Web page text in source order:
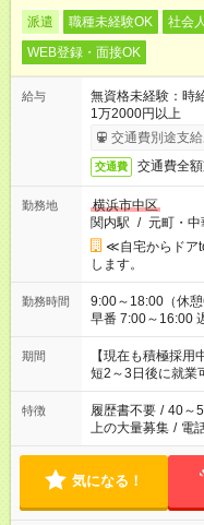
派遣 職種未経験OK 社会
WEB登録・面接OK
給与
無資格未経験：
1万2000円以上
交通費別途支給
交通費 交通費全
勤務地
横浜市中区
関内駅 / 元町・中
≪自宅からドア
します。
勤務時間
9:00～18:00（休憩60分） ■ご希望があれば下
早番 7:00～16:00 遅
と休みを合わせた
「できれば残業
ね。 ※Wワーク希望の方へ 今ご覧のお仕事で希望する勤務時間
と、もう1つのお
合は応募できませ
期間
【現在も積極採
短2～3日後に就業
特徴 履歴書不要 / 40～
上の大量募集 / 電
気になる！